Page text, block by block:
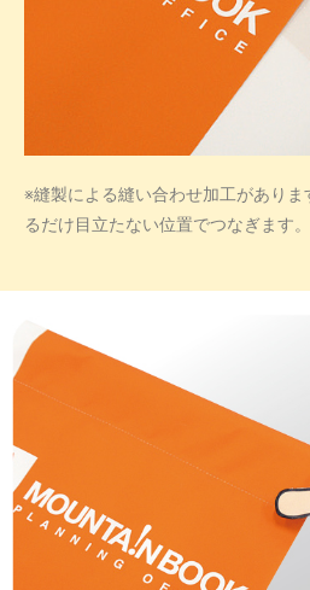
※縫製による縫い合わせ加工がありま
るだけ目立たない位置でつなぎます。